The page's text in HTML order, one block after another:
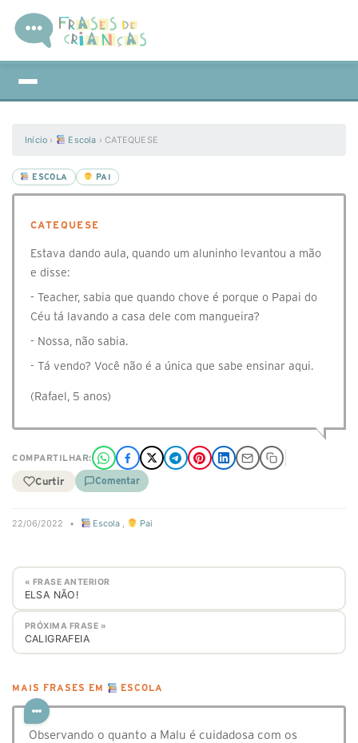
Início › Escola ›CATEQUESE
ESCOLA PAI
CATEQUESE
Estava dando aula, quando um aluninho levantou a mão
e disse:
- Teacher, sabia que quando chove é porque o Papai do
Céu tá lavando a casa dele com mangueira?
- Nossa, não sabia.
- Tá vendo? Você não é a única que sabe ensinar aqui.
(Rafael, 5 anos)
COMPARTILHAR:
Curtir Comentar
22/06/2022 • Escola , Pai
« FRASE ANTERIOR
ELSA NÃO!
PRÓXIMA FRASE »
CALIGRAFEIA
MAIS FRASES EM ESCOLA
Observando o quanto a Malu é cuidadosa com os